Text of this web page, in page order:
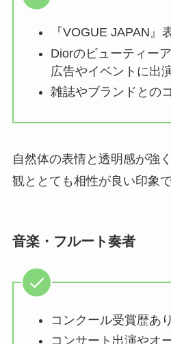
『VOGUE JAPAN』
Diorのビューティー
広告やイベントに出
雑誌やブランドとの
自然体の表情と透明感が強
観ととても相性が良い印象で
音楽・フルート奏者
コンクール受賞歴あり
コンサート出演やオ